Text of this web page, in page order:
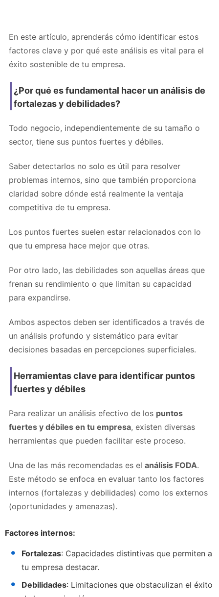
En este artículo, aprenderás cómo identificar estos
factores clave y por qué este análisis es vital para el
éxito sostenible de tu empresa.
¿Por qué es fundamental hacer un análisis de
fortalezas y debilidades?
Todo negocio, independientemente de su tamaño o
sector, tiene sus puntos fuertes y débiles.
Saber detectarlos no solo es útil para resolver
problemas internos, sino que también proporciona
claridad sobre dónde está realmente la ventaja
competitiva de tu empresa.
Los puntos fuertes suelen estar relacionados con lo
que tu empresa hace mejor que otras.
Por otro lado, las debilidades son aquellas áreas que
frenan su rendimiento o que limitan su capacidad
para expandirse.
Ambos aspectos deben ser identificados a través de
un análisis profundo y sistemático para evitar
decisiones basadas en percepciones superficiales.
Herramientas clave para identificar puntos
fuertes y débiles
Para realizar un análisis efectivo de los puntos
fuertes y débiles en tu empresa, existen diversas
herramientas que pueden facilitar este proceso.
Una de las más recomendadas es el análisis FODA.
Este método se enfoca en evaluar tanto los factores
internos (fortalezas y debilidades) como los externos
(oportunidades y amenazas).
Factores internos:
Fortalezas: Capacidades distintivas que permiten a
tu empresa destacar.
Debilidades: Limitaciones que obstaculizan el éxito